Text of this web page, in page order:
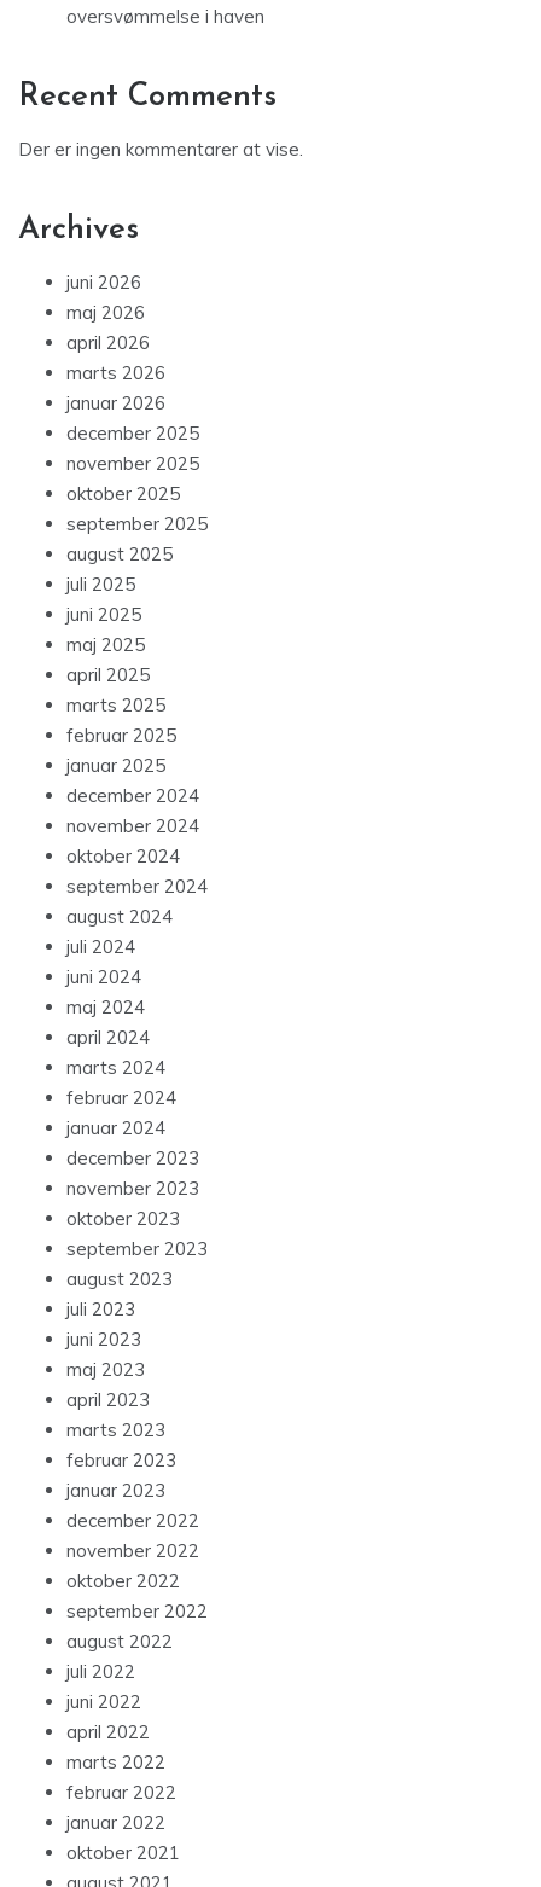
oversvømmelse i haven
Recent Comments
Der er ingen kommentarer at vise.
Archives
juni 2026
maj 2026
april 2026
marts 2026
januar 2026
december 2025
november 2025
oktober 2025
september 2025
august 2025
juli 2025
juni 2025
maj 2025
april 2025
marts 2025
februar 2025
januar 2025
december 2024
november 2024
oktober 2024
september 2024
august 2024
juli 2024
juni 2024
maj 2024
april 2024
marts 2024
februar 2024
januar 2024
december 2023
november 2023
oktober 2023
september 2023
august 2023
juli 2023
juni 2023
maj 2023
april 2023
marts 2023
februar 2023
januar 2023
december 2022
november 2022
oktober 2022
september 2022
august 2022
juli 2022
juni 2022
april 2022
marts 2022
februar 2022
januar 2022
oktober 2021